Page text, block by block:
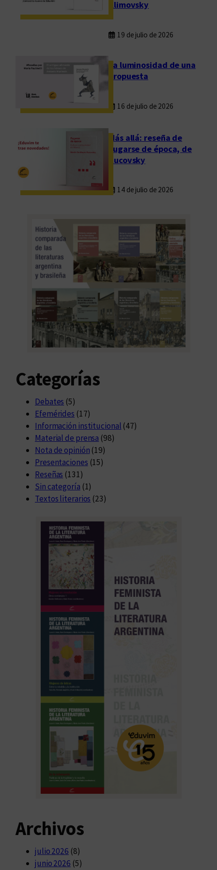
a
v
s
c
o
n
a
l
d
e
i
l
l
a
M
r
í
a
Klimovsky
19 de julio de 2026
La luminosidad de una
propuesta
16 de julio de 2026
Más allá: reseña de
Fugarse de época, de
Rucovsky
14 de julio de 2026
Categorías
Debates (5)
Efemérides (17)
Información institucional (47)
Material de prensa (98)
Nota de opinión (19)
Presentaciones (15)
Reseñas (131)
Sin categoría (1)
Textos literarios (23)
Archivos
julio 2026 (8)
junio 2026 (5)